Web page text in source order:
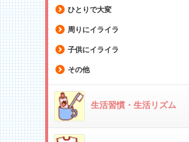
ひとりで大変
周りにイライラ
子供にイライラ
その他
生活習慣・生活リズム